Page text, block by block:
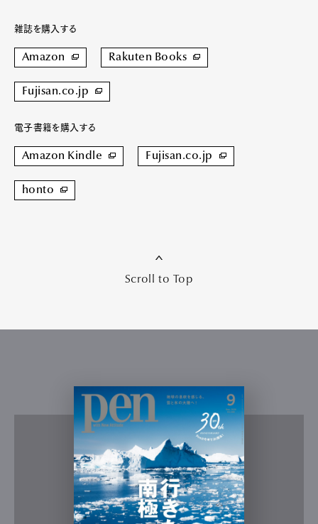
雑誌を購入する
Amazon Rakuten Books
Fujisan.co.jp
電子書籍を購入する
Amazon Kindle Fujisan.co.jp
honto
Scroll to Top